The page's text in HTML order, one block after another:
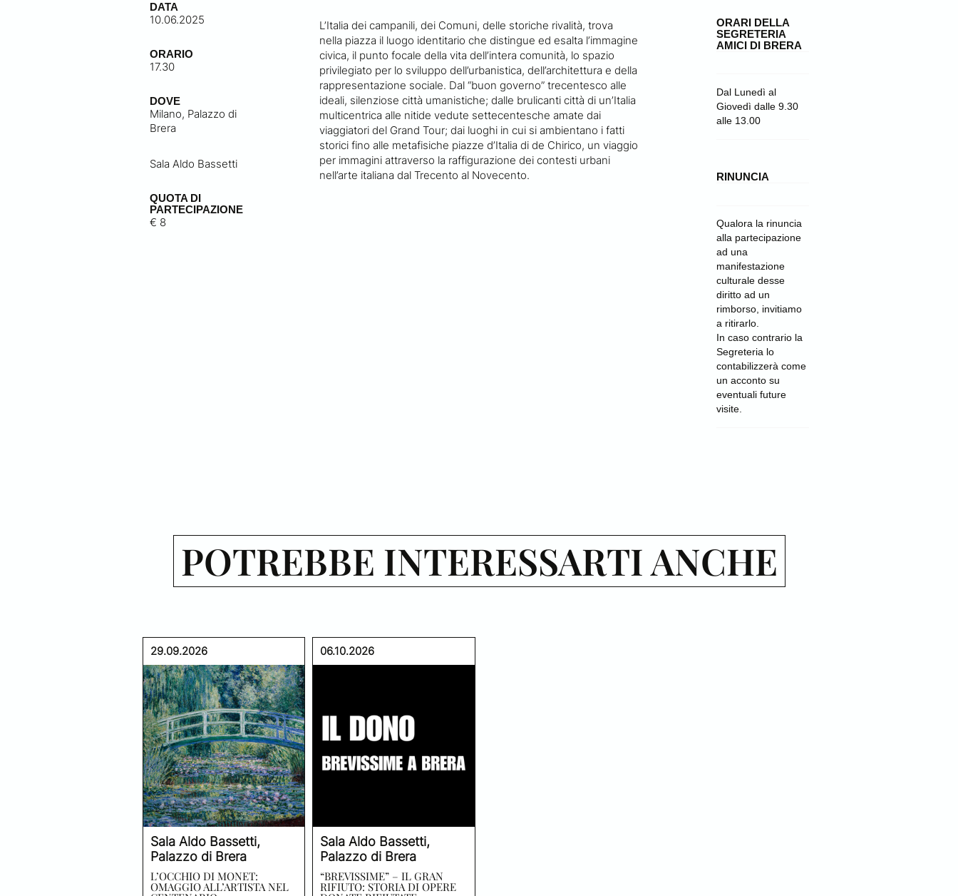
DATA
10.06.2025
ORARIO
17.30
DOVE
Milano, Palazzo di
Brera
Sala Aldo Bassetti
QUOTA DI
PARTECIPAZIONE
€ 8
L’Italia dei campanili, dei Comuni, delle storiche rivalità, trova
nella piazza il luogo identitario che distingue ed esalta l’immagine
civica, il punto focale della vita dell’intera comunità, lo spazio
privilegiato per lo sviluppo dell’urbanistica, dell’architettura e della
rappresentazione sociale. Dal “buon governo” trecentesco alle
ideali, silenziose città umanistiche; dalle brulicanti città di un’Italia
multicentrica alle nitide vedute settecentesche amate dai
viaggiatori del Grand Tour; dai luoghi in cui si ambientano i fatti
storici fino alle metafisiche piazze d’Italia di de Chirico, un viaggio
per immagini attraverso la raffigurazione dei contesti urbani
nell’arte italiana dal Trecento al Novecento.
ORARI DELLA
SEGRETERIA
AMICI DI BRERA
Dal Lunedì al
Giovedì dalle 9.30
alle 13.00
RINUNCIA
Qualora la rinuncia
alla partecipazione
ad una
manifestazione
culturale desse
diritto ad un
rimborso, invitiamo
a ritirarlo.
In caso contrario la
Segreteria lo
contabilizzerà come
un acconto su
eventuali future
visite.
POTREBBE INTERESSARTI ANCHE
29.09.2026
Sala Aldo Bassetti,
Palazzo di Brera
L’OCCHIO DI MONET:
OMAGGIO ALL’ARTISTA NEL
06.10.2026
Sala Aldo Bassetti,
Palazzo di Brera
“BREVISSIME” – IL GRAN
RIFIUTO: STORIA DI OPERE